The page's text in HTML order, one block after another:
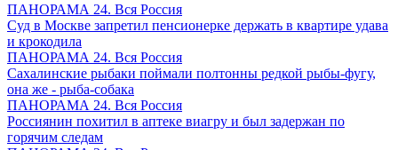
ПАНОРАМА 24. Вся Россия
Суд в Москве запретил пенсионерке держать в квартире удава
и крокодила
ПАНОРАМА 24. Вся Россия
Сахалинские рыбаки поймали полтонны редкой рыбы-фугу,
она же - рыба-собака
ПАНОРАМА 24. Вся Россия
Россиянин похитил в аптеке виагру и был задержан по
горячим следам